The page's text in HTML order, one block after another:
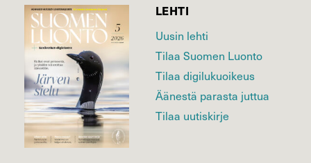
LEHTI
Uusin lehti
Tilaa Suomen Luonto
Tilaa digilukuoikeus
Äänestä parasta juttua
Tilaa uutiskirje